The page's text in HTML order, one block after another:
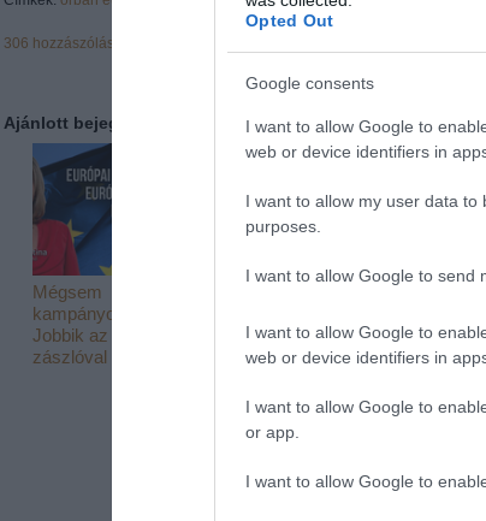
Opted Out
Google consents
I want to allow Google to
web or device identifiers in
I want to allow my user data
purposes.
I want to allow Google to send
I want to allow Google to
web or device identifiers in
I want to allow Google to
or app.
I want to allow Google to
306 hozzászólás
Ajánlott bejegyzések:
Mégsem
kampányol a
Jobbik az EU-s
zászlóval
csalni, de mi
túljártunk az
Jobbik és az
A Vona-Orbán